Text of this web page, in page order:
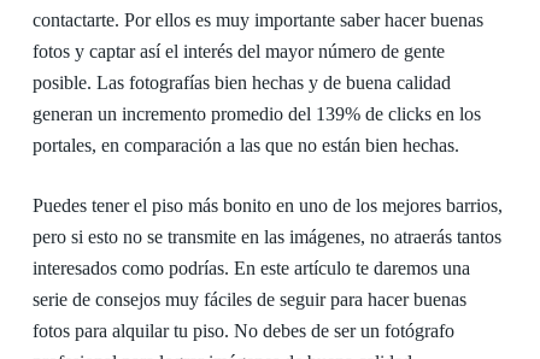
contactarte. Por ellos es muy importante saber hacer buenas
fotos y captar así el interés del mayor número de gente
posible. Las fotografías bien hechas y de buena calidad
generan un incremento promedio del 139% de clicks en los
portales, en comparación a las que no están bien hechas.
Puedes tener el piso más bonito en uno de los mejores barrios,
pero si esto no se transmite en las imágenes, no atraerás tantos
interesados como podrías. En este artículo te daremos una
serie de consejos muy fáciles de seguir para hacer buenas
fotos para alquilar tu piso. No debes de ser un fotógrafo